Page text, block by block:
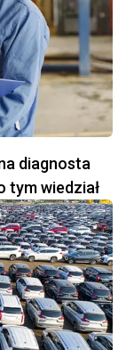
diagnosta
tym wiedział